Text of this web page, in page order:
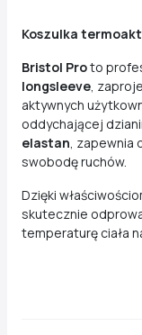
Koszulka
Bristol Proto
longsleeve ,
aktywnych
oddychającej
elastan ,
swobodę ruchów.
Dzięki
skutecznie
temperaturę ciała